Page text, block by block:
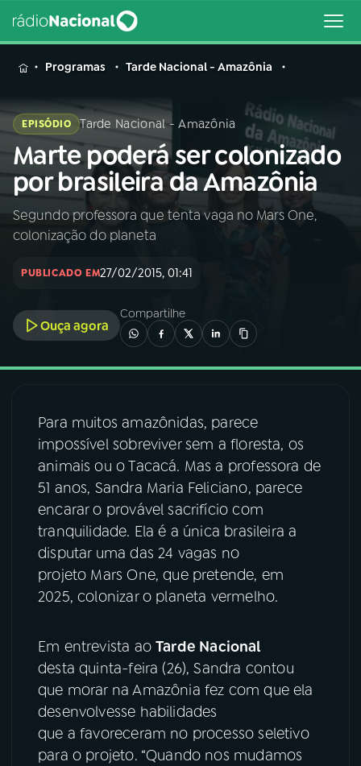
MENU
Buscar
na
Rádio
Nacional
Buscar
AO VIVO
04PROGRAMAS
05PODCASTS
06VIDEOCASTS
08FESTIVAL DE MÚSICA
ACOMPANHE A RÁDIO NACIONAL
YouTube Facebook
Programas Tarde Nacional - Amazônia
EPISÓDIO Tarde Nacional - Amazônia
Marte poderá ser colonizado
por brasileira da Amazônia
Segundo professora que tenta vaga no Mars One,
colonização do planeta
PUBLICADO EM27/02/2015, 01:41
Ouça agora
Compartilhe
Para muitos amazônidas, parece
impossível sobreviver sem a floresta, os
animais ou o Tacacá. Mas a professora de
51 anos, Sandra Maria Feliciano, parece
encarar o provável sacrifício com
tranquilidade. Ela é a única brasileira a
disputar uma das 24 vagas no
projeto Mars One, que pretende, em
2025, colonizar o planeta vermelho.
Em entrevista aoTarde Nacional
desta quinta-feira (26), Sandra contou
que morar na Amazônia fez com que ela
desenvolvesse habilidades
que a favoreceram no processo seletivo
para o projeto. “Quando nos mudamos